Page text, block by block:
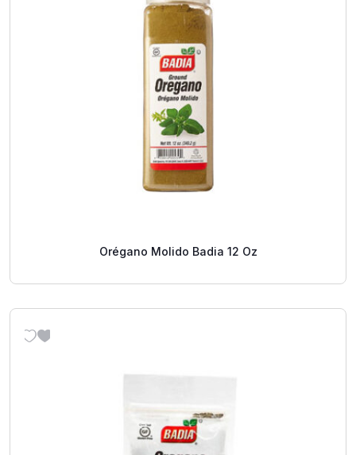
Orégano Molido Badia 12 Oz